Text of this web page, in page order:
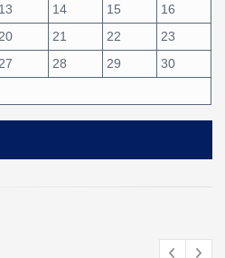
13 14 15
16
20 21 22
23
27 28 29
30